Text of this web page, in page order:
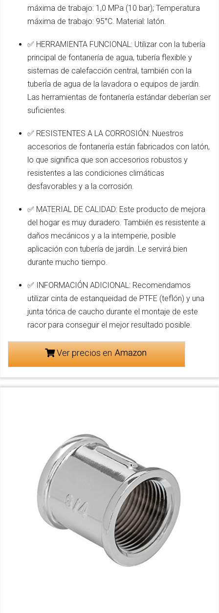
máxima de trabajo: 1,0 MPa (10 bar); Temperatura
máxima de trabajo: 95°C. Material: latón.
✅ HERRAMIENTA FUNCIONAL: Utilizar con la tubería
principal de fontanería de agua, tubería flexible y
sistemas de calefacción central, también con la
tubería de agua de la lavadora o equipos de jardín.
Las herramientas de fontanería estándar deberían ser
suficientes.
✅ RESISTENTES A LA CORROSIÓN: Nuestros
accesorios de fontanería están fabricados con latón,
lo que significa que son accesorios robustos y
resistentes a las condiciones climáticas
desfavorables y a la corrosión.
✅ MATERIAL DE CALIDAD: Este producto de mejora
del hogar es muy duradero. También es resistente a
daños mecánicos y a la intemperie, posible
aplicación con tubería de jardín. Le servirá bien
durante mucho tiempo.
✅ INFORMACIÓN ADICIONAL: Recomendamos
utilizar cinta de estanqueidad de PTFE (teflón) y una
junta tórica de caucho durante el montaje de este
racor para conseguir el mejor resultado posible.
Ver precios en